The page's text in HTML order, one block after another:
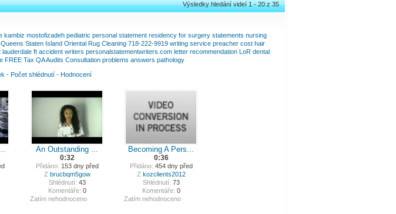
Výsledky hledání videí 1 - 20 z 35
kambiz mostofizadeh pediatric personal statement residency for surgery statements nursing
Queens Staten Island Oriental Rug Cleaning 718-222-9919 writing service preacher cost hair
lauderdale ft accident writers personalstatementwriters.com letter recommendation LoR dental
FREE Tax QAAudits Consultation problems answers pathology
- Počet shlédnutí - Hodnocení
An Outstanding ...
0:32
Přidáno: 153 dny před
Z brucbqm5gow
Shlédnutí: 43
Komentáře: 0
Zatím nehodnoceno
Becoming A Pers...
0:36
Přidáno: 454 dny před
Z kozclients2012
Shlédnutí: 73
Komentáře: 0
Zatím nehodnoceno